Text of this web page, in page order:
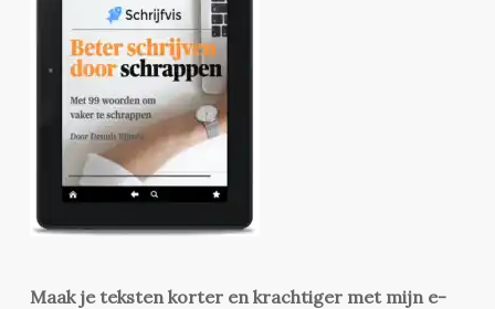
Maak je teksten korter en krachtiger met mijn e-